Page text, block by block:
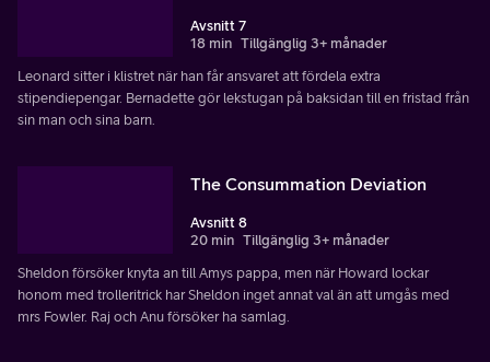
Avsnitt 7
18 min Tillgänglig 3+ månader
Leonard sitter i klistret när han får ansvaret att fördela extra
stipendiepengar. Bernadette gör lekstugan på baksidan till en fristad från
sin man och sina barn.
The Consummation Deviation
Avsnitt 8
20 min Tillgänglig 3+ månader
Sheldon försöker knyta an till Amys pappa, men när Howard lockar
honom med trolleritrick har Sheldon inget annat val än att umgås med
mrs Fowler. Raj och Anu försöker ha samlag.